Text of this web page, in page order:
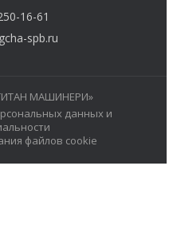
16-61
spb.ru
МАШИНЕРИ»
данных и
файлов cookie